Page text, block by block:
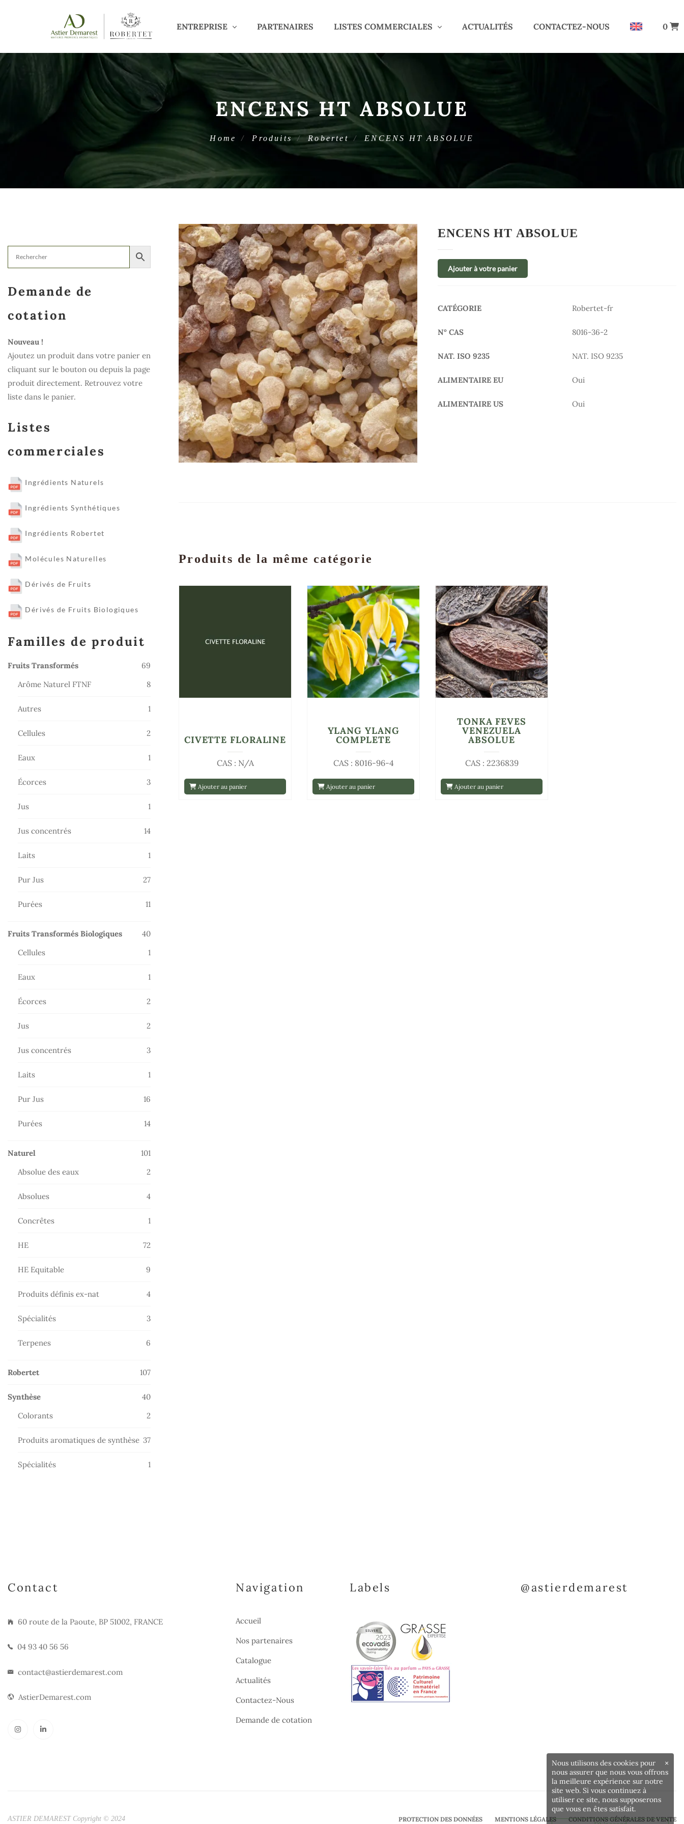
ENTREPRISE PARTENAIRES LISTES COMMERCIALES ACTUALITÉS CONTACTEZ-NOUS 0
ENCENS HT ABSOLUE
Home Produits Robertet ENCENS HT ABSOLUE
Demande de
cotation
Nouveau !
Ajoutez un produit dans votre panier en
cliquant sur le bouton ou depuis la page
produit directement. Retrouvez votre
liste dans le panier.
Listes
commerciales
Ingrédients Naturels
Ingrédients Synthétiques
Ingrédients Robertet
Molécules Naturelles
Dérivés de Fruits
Dérivés de Fruits Biologiques
Familles de produit
Fruits Transformés 69
Arôme Naturel FTNF 88
produits
Autres
1
Cellules
2
Eaux
1
Écorces
33
Jus
1
Jus concentrés
1414
Laits
1
Pur Jus
2727
Purées
11
Fruits Transformés Biologiques
4040
Cellules 1
Eaux
1
Écorces
2
Jus
2
Jus concentrés
33
Laits
1
Pur Jus
16
Purées
1414
Naturel
101
Absolue des eaux 2
Absolues
44
Concrêtes
1
HE
72
HE Equitable
9
Produits définis ex-nat
44
Spécialités
33
Terpenes
6
Robertet
107107
Synthèse
4040
Colorants 2
Produits aromatiques de synthèse 3737
Spécialités
1
ENCENS HT ABSOLUE
Ajouter à votre panier
CATÉGORIE Robertet-fr
N° CAS 8016-36-2
NAT. ISO 9235 NAT. ISO 9235
ALIMENTAIRE EU Oui
ALIMENTAIRE US Oui
Produits de la même catégorie
Ajouter au panier
CAS : N/A
CIVETTE FLORALINE
Ajouter au panier
CAS : 8016-96-4
YLANG YLANG
COMPLETE
Ajouter au panier
CAS : 2236839
TONKA FEVES
VENEZUELA
ABSOLUE
Contact
60 route de la Paoute, BP 51002, FRANCE
04 93 40 56 56
contact@astierdemarest.com
AstierDemarest.com
Navigation
Accueil
Nos partenaires
Catalogue
Actualités
Contactez-Nous
Demande de cotation
Labels @astierdemarest
ASTIER DEMAREST Copyright © 2024 PROTECTION DES DONNÉES MENTIONS LÉGALES CONDITIONS GÉNÉRALES DE VENTE
×
Nous utilisons des cookies pour
nous assurer que nous vous offrons
la meilleure expérience sur notre
site web. Si vous continuez à
utiliser ce site, nous supposerons
que vous en êtes satisfait.